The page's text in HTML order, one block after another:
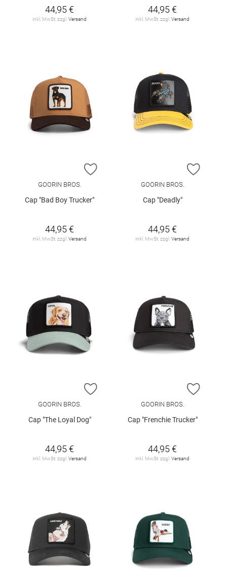
44,95 €
inkl. MwSt. zzgl. Versand
44,95 €
inkl. MwSt. zzgl. Versand
ZUR WUNSCHLISTE HINZUFÜGEN
GOORIN BROS.
Cap "Bad Boy Trucker"
44,95 €
inkl. MwSt. zzgl. Versand
ZUR
GOORIN BROS.
Cap "Deadly"
44,95 €
inkl. MwSt. zzgl. Versand
ZUR WUNSCHLISTE HINZUFÜGEN
GOORIN BROS.
Cap "The Loyal Dog"
44,95 €
inkl. MwSt. zzgl. Versand
ZUR
GOORIN BROS.
Cap "Frenchie Trucker"
44,95 €
inkl. MwSt. zzgl. Versand